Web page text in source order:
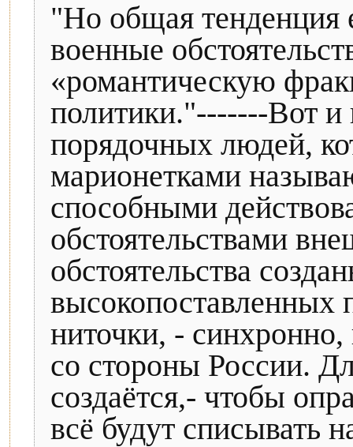
"Но общая тенденция
военные
«романтическую
политики."-------Вот и
порядочных людей,
марионетками
способными
обстоятельствами
обстоятельства
высокопоставленных
ниточки, - синхронно,
со стороны России.
создаётся,- чтобы
всё будут списывать